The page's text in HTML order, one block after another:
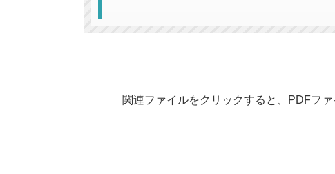
関連ファイルをクリックすると、PDFファ